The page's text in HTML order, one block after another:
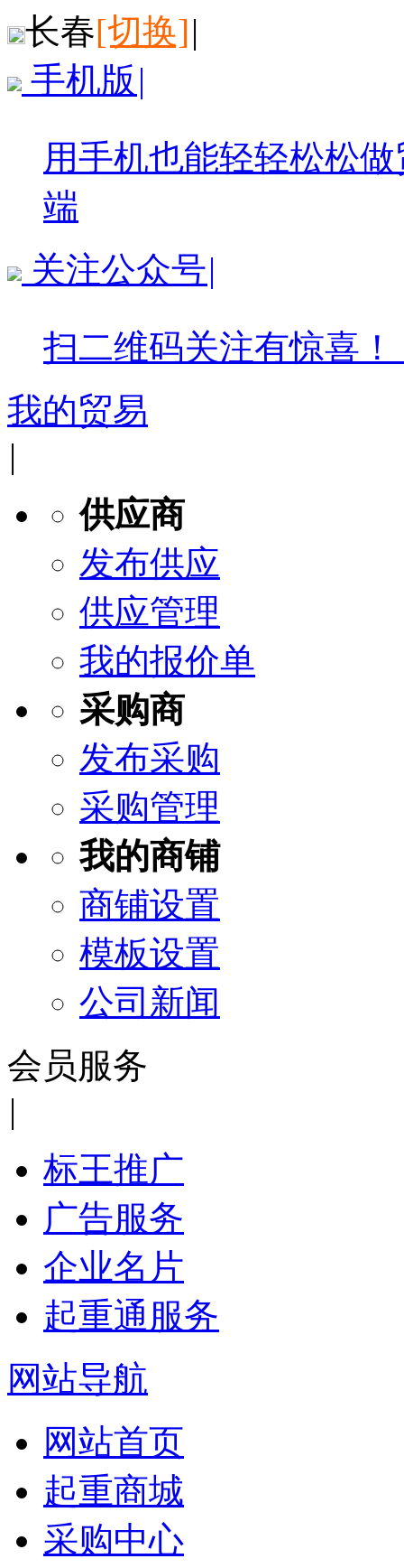
长春[切换]|
手机版 |
用手机也能轻轻松松
端
关注公众号|
扫二维码关注有惊喜！
我的贸易
|
供应商
发布供应
供应管理
我的报价单
采购商
发布采购
采购管理
我的商铺
商铺设置
模板设置
公司新闻
会员服务
|
标王推广
广告服务
企业名片
起重通服务
网站导航
网站首页
起重商城
采购中心